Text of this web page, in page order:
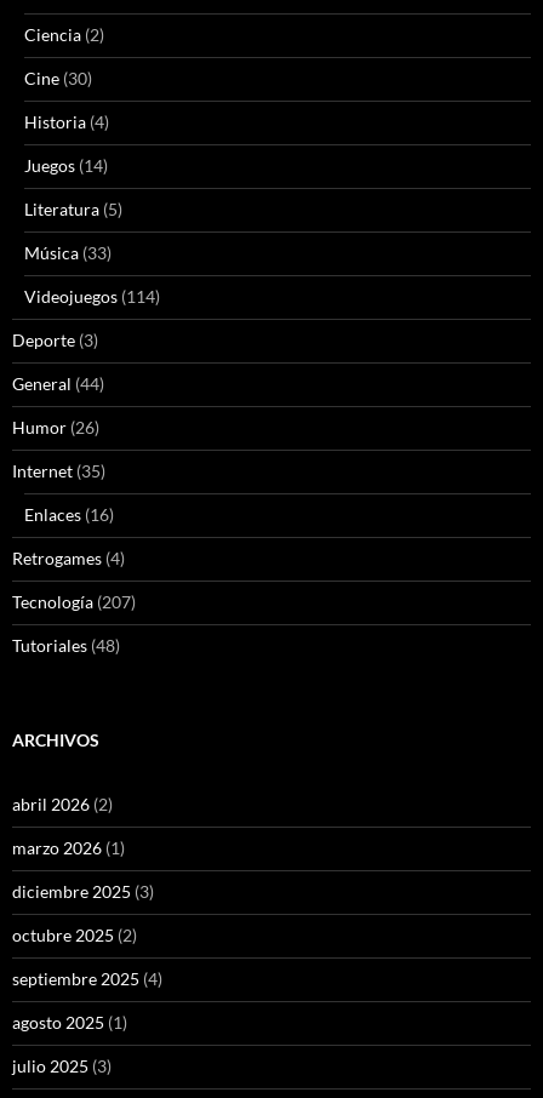
Ciencia (2)
Cine (30)
Historia (4)
Juegos (14)
Literatura (5)
Música (33)
Videojuegos (114)
Deporte (3)
General (44)
Humor (26)
Internet (35)
Enlaces (16)
Retrogames (4)
Tecnología (207)
Tutoriales (48)
ARCHIVOS
abril 2026 (2)
marzo 2026 (1)
diciembre 2025 (3)
octubre 2025 (2)
septiembre 2025 (4)
agosto 2025 (1)
julio 2025 (3)